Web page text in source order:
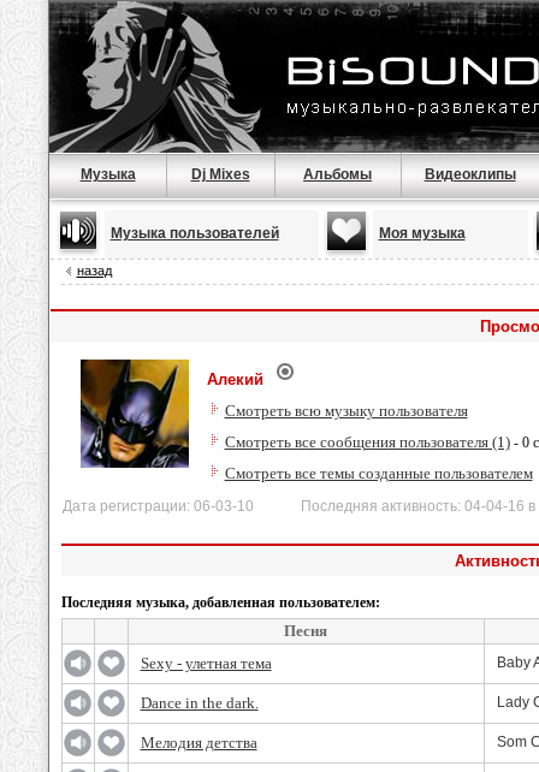
Музыка Dj Mixes Альбомы Видеоклипы
Музыка пользователей Моя музыка
назад
Алекий
Смотреть всю музыку пользователя
Смотреть все сообщения пользователя (1)- 0
Смотреть все темы созданные пользователем
Дата регистрации: 06-03-10 Последняя активность: 04-04-16 в
Последняя музыка, добавленная пользователем:
Песня
Sexy - улетная тема
Baby
Dance in the dark. Lady
Мелодия детства Som